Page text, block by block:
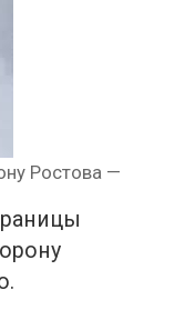
Ростова —